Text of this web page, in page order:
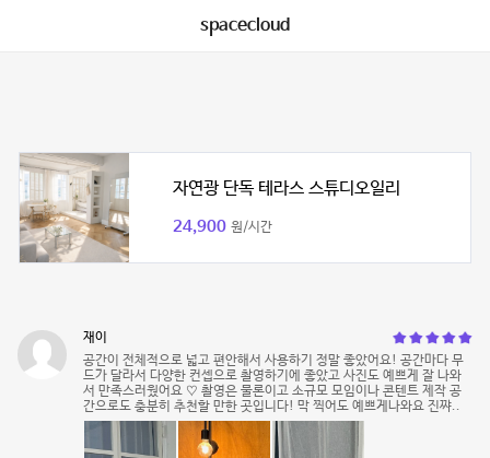
spacecloud
자연광 단독 테라스 스튜디오일리
24,900 원/시간
재이
공간이 전체적으로 넓고 편안해서 사용하기 정말 좋았어요! 공간마다 무
드가 달라서 다양한 컨셉으로 촬영하기에 좋았고 사진도 예쁘게 잘 나와
서 만족스러웠어요 ♡ 촬영은 물론이고 소규모 모임이나 콘텐트 제작 공
간으로도 충분히 추천할 만한 곳입니다! 막 찍어도 예쁘게나와요 진쨔..